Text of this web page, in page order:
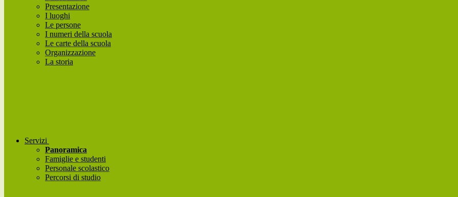
Presentazione
I luoghi
Le persone
I numeri della scuola
Le carte della scuola
Organizzazione
La storia
Servizi
Panoramica
Famiglie e studenti
Personale scolastico
Percorsi di studio